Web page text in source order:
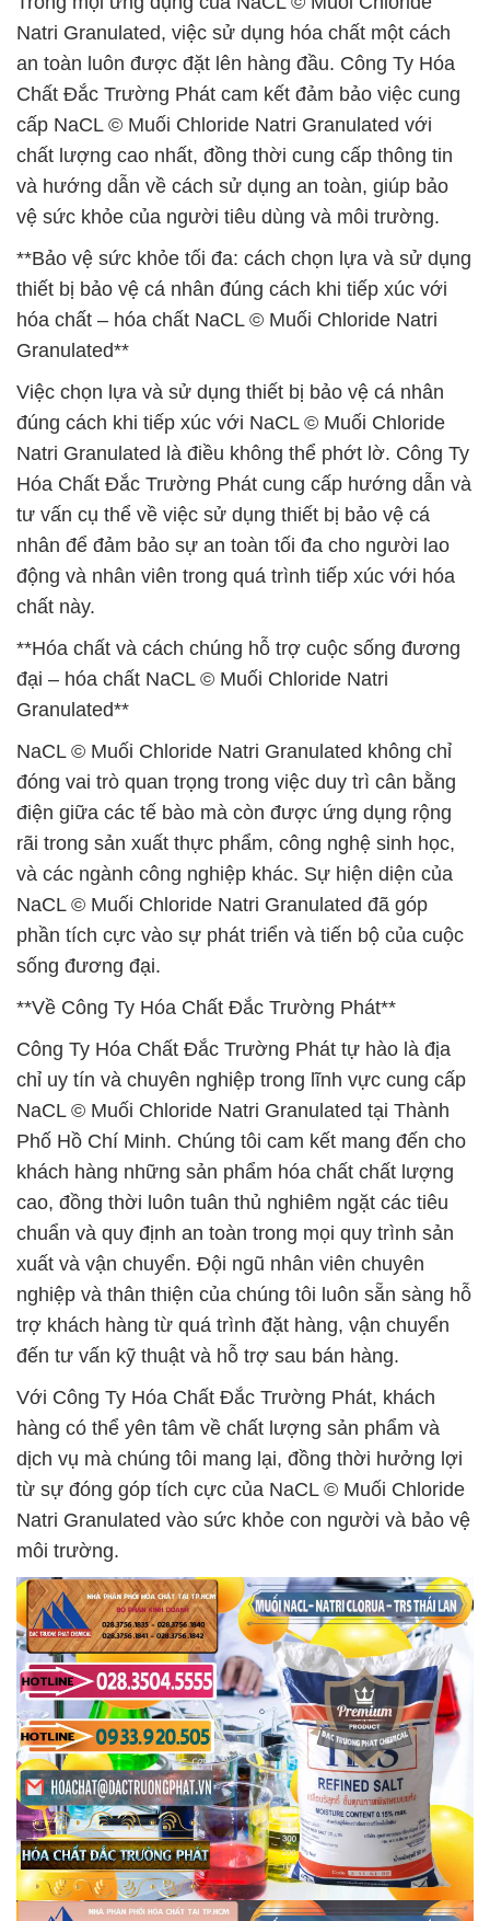
Natri Granulated, việc sử dụng hóa chất một cách
an toàn luôn được đặt lên hàng đầu. Công Ty Hóa
Chất Đắc Trường Phát cam kết đảm bảo việc cung
cấp NaCL © Muối Chloride Natri Granulated với
chất lượng cao nhất, đồng thời cung cấp thông tin
và hướng dẫn về cách sử dụng an toàn, giúp bảo
vệ sức khỏe của người tiêu dùng và môi trường.
**Bảo vệ sức khỏe tối đa: cách chọn lựa và sử dụng
thiết bị bảo vệ cá nhân đúng cách khi tiếp xúc với
hóa chất – hóa chất NaCL © Muối Chloride Natri
Granulated**
Việc chọn lựa và sử dụng thiết bị bảo vệ cá nhân
đúng cách khi tiếp xúc với NaCL © Muối Chloride
Natri Granulated là điều không thể phớt lờ. Công Ty
Hóa Chất Đắc Trường Phát cung cấp hướng dẫn và
tư vấn cụ thể về việc sử dụng thiết bị bảo vệ cá
nhân để đảm bảo sự an toàn tối đa cho người lao
động và nhân viên trong quá trình tiếp xúc với hóa
chất này.
**Hóa chất và cách chúng hỗ trợ cuộc sống đương
đại – hóa chất NaCL © Muối Chloride Natri
Granulated**
NaCL © Muối Chloride Natri Granulated không chỉ
đóng vai trò quan trọng trong việc duy trì cân bằng
điện giữa các tế bào mà còn được ứng dụng rộng
rãi trong sản xuất thực phẩm, công nghệ sinh học,
và các ngành công nghiệp khác. Sự hiện diện của
NaCL © Muối Chloride Natri Granulated đã góp
phần tích cực vào sự phát triển và tiến bộ của cuộc
sống đương đại.
**Về Công Ty Hóa Chất Đắc Trường Phát**
Công Ty Hóa Chất Đắc Trường Phát tự hào là địa
chỉ uy tín và chuyên nghiệp trong lĩnh vực cung cấp
NaCL © Muối Chloride Natri Granulated tại Thành
Phố Hồ Chí Minh. Chúng tôi cam kết mang đến cho
khách hàng những sản phẩm hóa chất chất lượng
cao, đồng thời luôn tuân thủ nghiêm ngặt các tiêu
chuẩn và quy định an toàn trong mọi quy trình sản
xuất và vận chuyển. Đội ngũ nhân viên chuyên
nghiệp và thân thiện của chúng tôi luôn sẵn sàng hỗ
trợ khách hàng từ quá trình đặt hàng, vận chuyển
đến tư vấn kỹ thuật và hỗ trợ sau bán hàng.
Với Công Ty Hóa Chất Đắc Trường Phát, khách
hàng có thể yên tâm về chất lượng sản phẩm và
dịch vụ mà chúng tôi mang lại, đồng thời hưởng lợi
từ sự đóng góp tích cực của NaCL © Muối Chloride
Natri Granulated vào sức khỏe con người và bảo vệ
môi trường.